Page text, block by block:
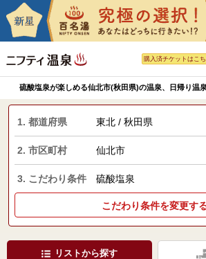
購入済チケットはこ
硫酸塩泉が楽しめる仙北市(秋田県)の温泉、日帰り温
1. 都道府県 東北 / 秋田県
2. 市区町村 仙北市
3. こだわり条件 硫酸塩泉
こだわり条件を変更す
リストから探す